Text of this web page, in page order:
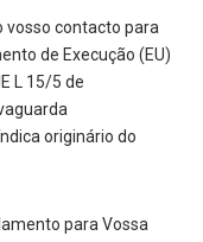
vosso contacto para
de Execução (EU)
L 15/5 de
originário do
para Vossa